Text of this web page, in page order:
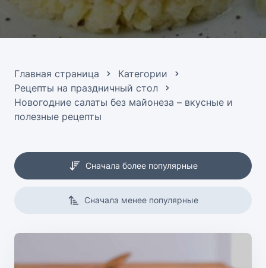
Главная страница
Категории
Рецепты на праздничный стол
Новогодние салаты без майонеза – вкусные и
полезные рецепты
Сначала более популярные
Сначала менее популярные